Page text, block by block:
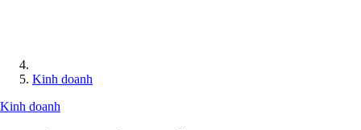
Kinh doanh
Kinh doanh